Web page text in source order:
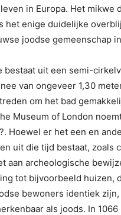
in Europa. Het mikwe
het enige duidelijke
joodse gemeenschap
bestaat uit een semi-
van ongeveer 1,30
om het bad
Museum of London
Hoewel er het een en
uit die tijd bestaat, zoals
aan archeologische
tot bijvoorbeeld huizen,
bewoners identiek
als joods. In 1066